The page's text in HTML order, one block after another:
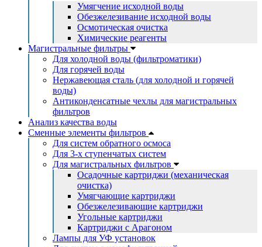
Умягчение исходной воды
Обезжелезивание исходной воды
Осмотическая очистка
Химические реагенты
Магистральные фильтры
Для холодной воды (фильтроматики)
Для горячей воды
Нержавеющая сталь (для холодной и горячей
воды)
Антиконденсатные чехлы для магистральных
фильтров
Анализ качества воды
Сменные элементы фильтров
Для систем обратного осмоса
Для 3-х ступенчатых систем
Для магистральных фильтров
Осадочные картриджи (механическая
очистка)
Умягчающие картриджи
Обезжелезивающие картриджи
Угольные картриджи
Картриджи с Арагоном
Лампы для УФ установок